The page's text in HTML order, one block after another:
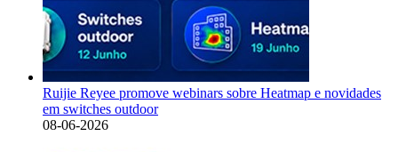
Ruijie Reyee promove webinars sobre Heatmap e novidades
em switches outdoor
08-06-2026